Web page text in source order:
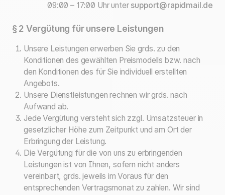
09:00 – 17:00 Uhr unter support@rapidmail.de
§ 2 Vergütung für unsere Leistungen
Unsere Leistungen erwerben Sie grds. zu den
Konditionen des gewählten Preismodells bzw. nach
den Konditionen des für Sie individuell erstellten
Angebots.
Unsere Dienstleistungen rechnen wir grds. nach
Aufwand ab.
Jede Vergütung versteht sich zzgl. Umsatzsteuer in
gesetzlicher Höhe zum Zeitpunkt und am Ort der
Erbringung der Leistung.
Die Vergütung für die von uns zu erbringenden
Leistungen ist von Ihnen, sofern nicht anders
vereinbart, grds. jeweils im Voraus für den
entsprechenden Vertragsmonat zu zahlen. Wir sind